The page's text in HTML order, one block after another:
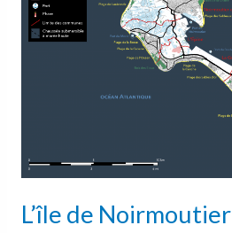
L’île de Noirmoutier